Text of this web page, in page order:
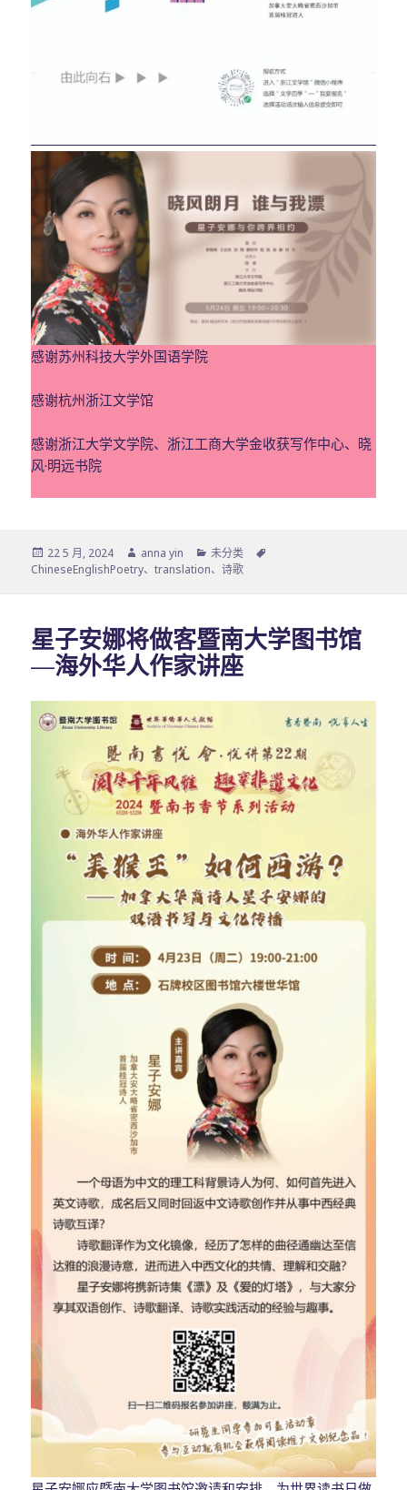
感谢苏州科技大学外国语学院
感谢杭州浙江文学馆
感谢浙江大学文学院、浙江工商大学金收获写作中心、晓
风·明远书院
发
布
22 5 月, 2024
作
者
anna yin
分
类
未分类
ChineseEnglishPoetry、translation、诗歌
星子安娜将做客暨南大学图书馆
—海外华人作家讲座